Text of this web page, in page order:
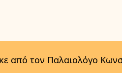
από τον Παλαιολόγο